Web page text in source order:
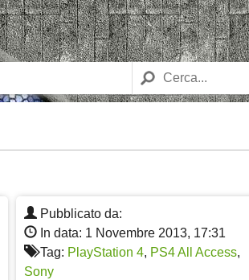
Pubblicato da:
In data: 1 Novembre 2013, 17:31
Tag: PlayStation 4, PS4 All Access,
Sony